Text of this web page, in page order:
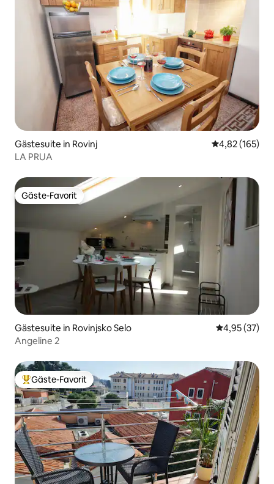
Gästesuite in Rovinj
4,82 (165)
LA PRUA
Gäste-Favorit
Gäste-Favorit
Gästesuite in Rovinjsko Selo
4,95 (37)
Angeline 2
Beliebter Gäste-Favorit.
Gäste-Favorit